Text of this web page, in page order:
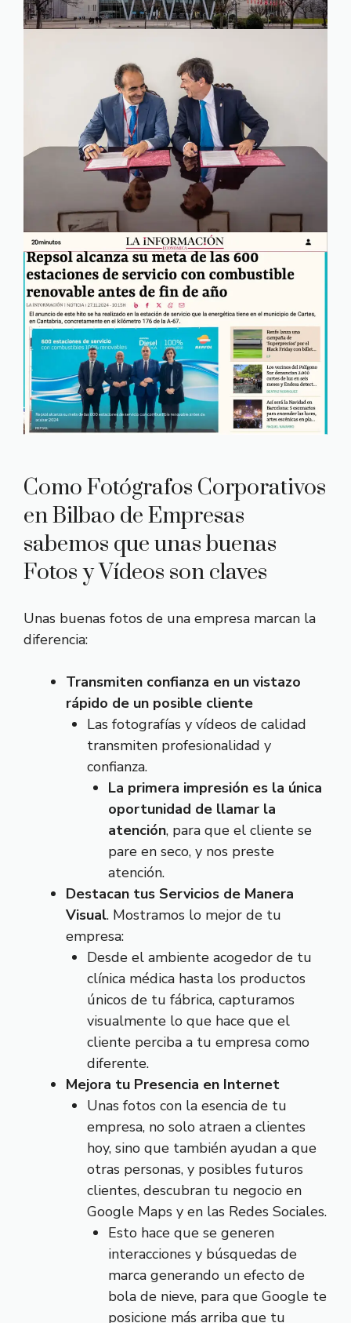
Como Fotógrafos Corporativos
en Bilbao de Empresas
sabemos que unas buenas
Fotos y Vídeos son claves
Unas buenas fotos de una empresa marcan la
diferencia:
Transmiten confianza en un vistazo
rápido de un posible cliente
Las fotografías y vídeos de calidad
transmiten profesionalidad y
confianza.
La primera impresión es la única
oportunidad de llamar la
atención, para que el cliente se
pare en seco, y nos preste
atención.
Destacan tus Servicios de Manera
Visual. Mostramos lo mejor de tu
empresa:
Desde el ambiente acogedor de tu
clínica médica hasta los productos
únicos de tu fábrica, capturamos
visualmente lo que hace que el
cliente perciba a tu empresa como
diferente.
Mejora tu Presencia en Internet
Unas fotos con la esencia de tu
empresa, no solo atraen a clientes
hoy, sino que también ayudan a que
otras personas, y posibles futuros
clientes, descubran tu negocio en
Google Maps y en las Redes Sociales.
Esto hace que se generen
interacciones y búsquedas de
marca generando un efecto de
bola de nieve, para que Google te
posicione más arriba que tu